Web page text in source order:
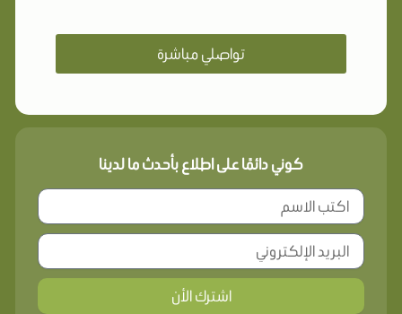
تواصلي مباشرة
كوني دائمًا على اطلاع بأحدث ما لدينا
اشترك الأن